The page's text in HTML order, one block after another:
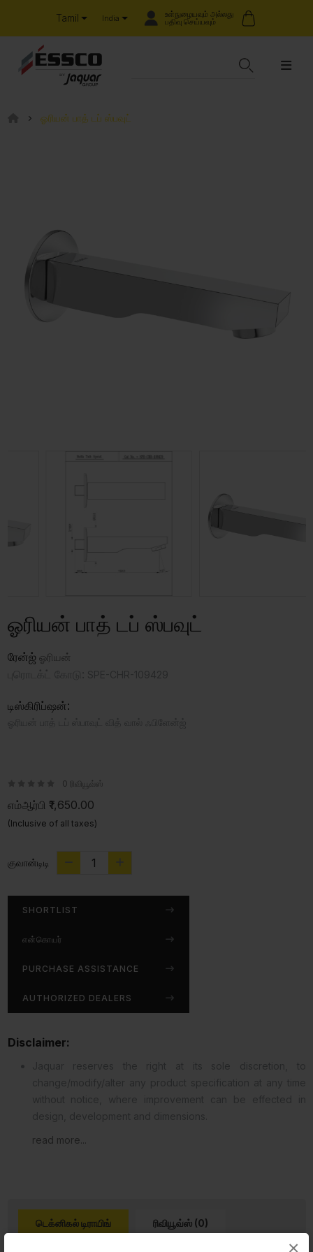
Tamil India உள்நுழையவும் அல்லது
பதிவு செய்யவும்
ஓரியன் பாத் டப் ஸ்பவுட்
ஓரியன் பாத் டப் ஸ்பவுட்
ரேன்ஜ் ஓரியன்
டிஸ்கிரிப்ஷன்:
0 ரிவியூவ்ஸ்
எம்ஆர்பி ₹1,650.00
(Inclusive of all taxes)
குவான்டிடி
SHORTLIST
என்கொயர்
PURCHASE ASSISTANCE
AUTHORIZED DEALERS
Disclaimer:
read more...
டெக்னிகல் டிராயிங் ரிவியூவ்ஸ் (0)